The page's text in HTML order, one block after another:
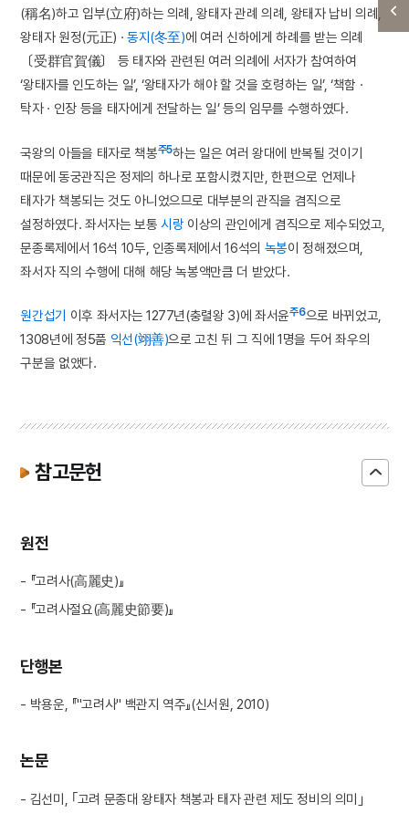
(稱名)하고 입부(立府)하는 의례, 왕태자 관례 의례, 왕태자 납비 의례,
왕태자 원정(元正) · 동지(冬至)에 여러 신하에게 하례를 받는 의례
〔受群官賀儀〕 등 태자와 관련된 여러 의례에 서자가 참여하여
‘왕태자를 인도하는 일’, ‘왕태자가 해야 할 것을 호령하는 일’, ‘책함 ·
탁자 · 인장 등을 태자에게 전달하는 일’ 등의 임무를 수행하였다.
국왕의 아들을 태자로 책봉주5하는 일은 여러 왕대에 반복될 것이기
때문에 동궁관직은 정제의 하나로 포함시켰지만, 한편으로 언제나
태자가 책봉되는 것도 아니었으므로 대부분의 관직을 겸직으로
설정하였다. 좌서자는 보통시랑 이상의 관인에게 겸직으로 제수되었고,
문종록제에서 16석 10두, 인종록제에서 16석의 녹봉이 정해졌으며,
좌서자 직의 수행에 대해 해당 녹봉액만큼 더 받았다.
원간섭기 이후 좌서자는 1277년(충렬왕 3)에 좌서윤주6으로 바뀌었고,
1308년에 정5품 익선(翊善)으로 고친 뒤 그 직에 1명을 두어 좌우의
구분을 없앴다.
참고문헌
원전
- 『고려사(高麗史)』
- 『고려사절요(高麗史節要)』
단행본
- 박용운, 『"고려사" 백관지 역주』(신서원, 2010)
논문
- 김선미, ｢고려 문종대 왕태자 책봉과 태자 관련 제도 정비의 의미｣